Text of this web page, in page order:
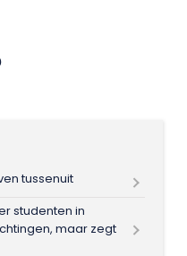
tussenuit
studenten in
maar zegt